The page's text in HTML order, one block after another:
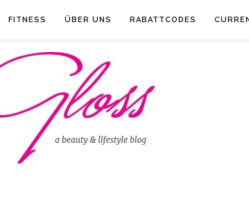
FITNESS ÜBER UNS RABATTCODES